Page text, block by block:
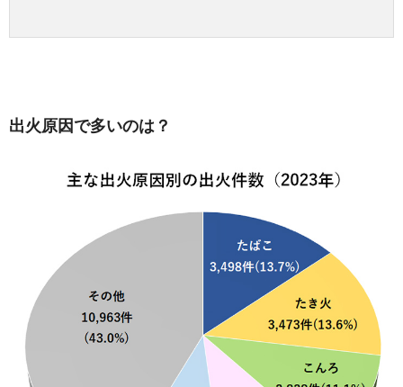
出火原因で多いのは？